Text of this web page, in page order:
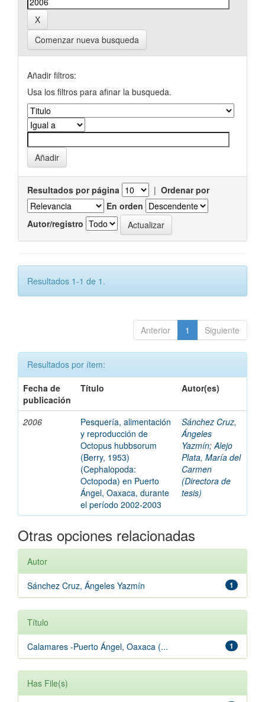
Comenzar nueva busqueda
Añadir filtros:
Usa los filtros para afinar la busqueda.
Resultados por página | Ordenar por
En orden
Autor/registro
Resultados 1-1 de 1.
Anterior 1 Siguiente
Resultados por ítem:
Fecha de
publicación
Título Autor(es)
2006
Pesquería, alimentación
y reproducción de
Octopus hubbsorum
(Berry, 1953)
(Cephalopoda:
Octopoda) en Puerto
Ángel, Oaxaca, durante
el período 2002-2003
Sánchez Cruz,
Ángeles
Yazmín;Alejo
Plata, María del
Carmen
(Directora de
tesis)
Otras opciones relacionadas
Autor
1
Sánchez Cruz, Ángeles Yazmín
Título
1
Calamares -Puerto Ángel, Oaxaca (...
Has File(s)